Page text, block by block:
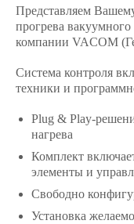
Представляем
прогрева
компании VACOM
Система контроля
техники и
Plug & Play-
нагрева
Комплект
элементы и
Свободно
Установка